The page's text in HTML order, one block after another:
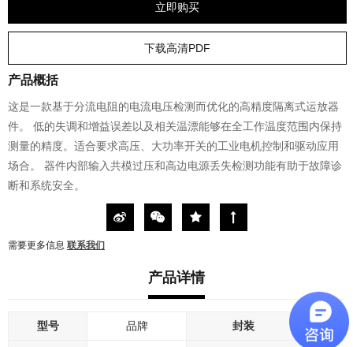
立即购买
下载高清PDF
产品概括
这是一款基于分流电阻的电流电压检测而优化的高精度隔离式运放器
件。 低的失调和增益误差以及相关温漂能够在全工作温度范围内保持
测量的精度。适合要求高压、大功率开关的工业电机控制和驱动应用
场合。 器件内部输入共模过压和高边电源丢失检测功能有助于故障诊
断和系统安全。
需要更多信息 联系我们
产品详情
型号 品牌 封装 差分输